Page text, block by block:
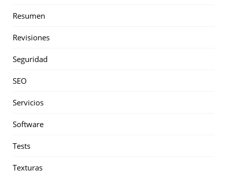
Resumen
Revisiones
Seguridad
SEO
Servicios
Software
Tests
Texturas